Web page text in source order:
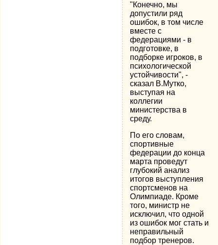
"Конечно, мы
допустили ряд
ошибок, в том числе
вместе с
федерациями - в
подготовке, в
подборке игроков, в
психологической
устойчивости", -
сказал В.Мутко,
выступая на
коллегии
министерства в
среду.
По его словам,
спортивные
федерации до конца
марта проведут
глубокий анализ
итогов выступления
спортсменов на
Олимпиаде. Кроме
того, министр не
исключил, что одной
из ошибок мог стать и
неправильный
подбор тренеров.